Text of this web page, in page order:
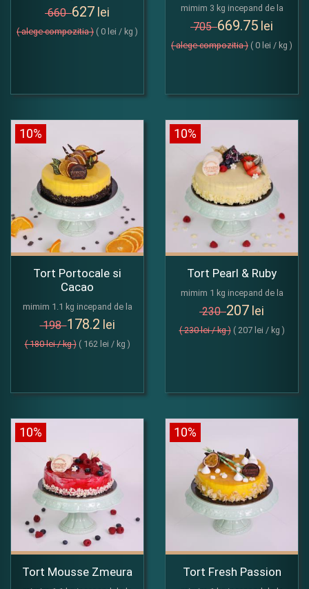
660627 lei
( alege compozitia ) ( 0 lei / kg )
mimim 3 kg incepand de la
705669.75 lei
( alege compozitia ) ( 0 lei / kg )
10%
Tort Portocale si
Cacao
mimim 1.1 kg incepand de la
198178.2 lei
( 180 lei / kg )( 162 lei / kg )
10%
Tort Pearl & Ruby
mimim 1 kg incepand de la
230207 lei
( 230 lei / kg )( 207 lei / kg )
10%
Tort Mousse Zmeura
10%
Tort Fresh Passion